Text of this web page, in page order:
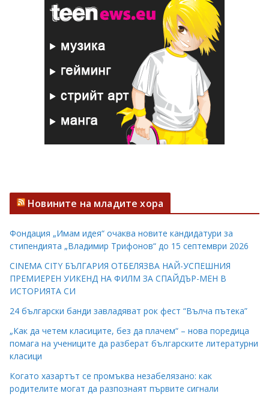
Новините на младите хора
Фондация „Имам идея“ очаква новите кандидатури за
стипендията „Владимир Трифонов“ до 15 септември 2026
CINEMA CITY БЪЛГАРИЯ ОТБЕЛЯЗВА НАЙ-УСПЕШНИЯ
ПРЕМИЕРЕН УИКЕНД НА ФИЛМ ЗА СПАЙДЪР-МЕН В
ИСТОРИЯТА СИ
24 български банди завладяват рок фест “Вълча пътека”
„Как да четем класиците, без да плачем“ – нова поредица
помага на учениците да разберат българските литературни
класици
Когато хазартът се промъква незабелязано: как
родителите могат да разпознаят първите сигнали